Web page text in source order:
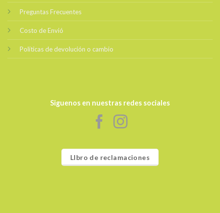
Preguntas Frecuentes
Costo de Envió
Políticas de devolución o cambio
Siguenos en nuestras redes sociales
LIbro de reclamaciones